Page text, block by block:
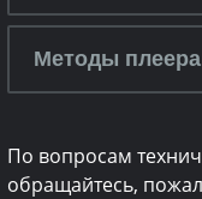
Методы плеера
По вопросам
обращайтесь,